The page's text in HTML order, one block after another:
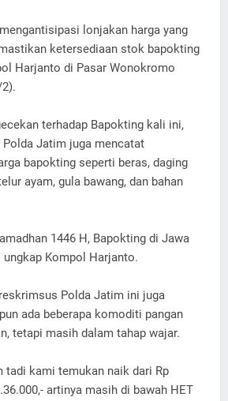
lonjakan harga yang
ketersediaan stok bapokting
Harjanto di Pasar Wonokromo
terhadap Bapokting kali ini,
Polda Jatim juga mencatat
bapokting seperti beras, daging
ayam, gula bawang, dan bahan
1446 H, Bapokting di Jawa
Kompol Harjanto.
Polda Jatim ini juga
ada beberapa komoditi pangan
tetapi masih dalam tahap wajar.
tadi kami temukan naik dari Rp
artinya masih di bawah HET